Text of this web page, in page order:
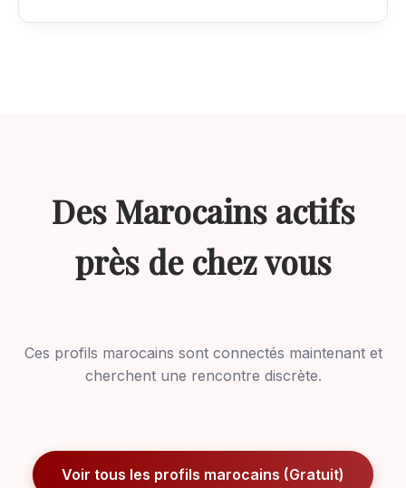
Des Marocains actifs
près de chez vous
Ces profils marocains sont connectés maintenant et
cherchent une rencontre discrète.
Voir tous les profils marocains (Gratuit)